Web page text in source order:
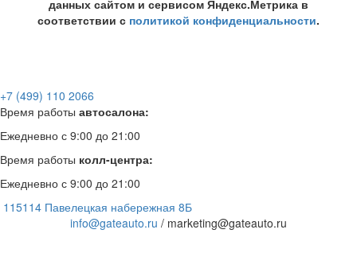
данных сайтом и сервисом Яндекс.Метрика в
соответствии с политикой конфиденциальности.
+7 (499) 110 2066
Время работы автосалона:
Ежедневно с 9:00 до 21:00
Время работы колл-центра:
Ежедневно с 9:00 до 21:00
115114 Павелецкая набережная 8Б
info@gateauto.ru / marketing@gateauto.ru